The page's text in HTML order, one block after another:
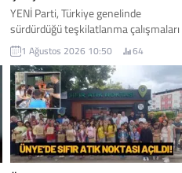
YENİ Parti, Türkiye genelinde
sürdürdüğü teşkilatlanma çalışmaları
kapsamında Ordu'daki yapılanmasını
başlattı. Parti Genel Merkezi
tarafından alınan kararla, Ordu İl
Teşkilatı'nın kuruluş sürecini
yürütmek üzere Cihangir Şimşek
kurucu il başkanı olarak
görevlendirildi. İşte detaylar...
1 Ağustos 2026 10:50 64